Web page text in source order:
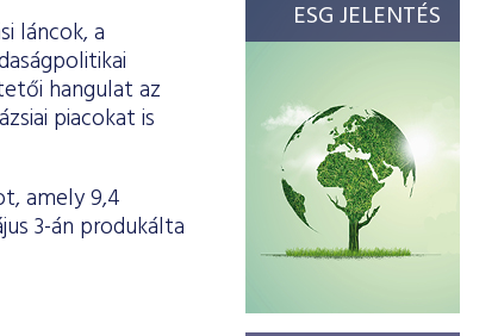
láncok, a
hangulat az
piacokat is
amely 9,4
3-án produkálta
ESG JELENTÉS